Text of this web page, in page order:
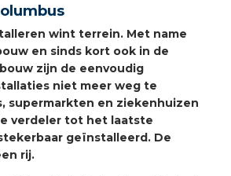
wint terrein. Met name
en sinds kort ook in de
zijn de eenvoudig
niet meer weg te
supermarkten en ziekenhuizen
verdeler tot het laatste
geïnstalleerd. De
rij.